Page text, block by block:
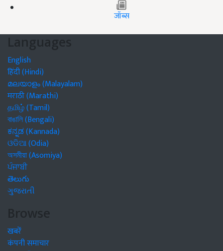
जॉब्स
Languages
English
हिंदी (Hindi)
മലയാളം (Malayalam)
मराठी (Marathi)
தமிழ் (Tamil)
বাঙালি (Bengali)
ಕನ್ನಡ (Kannada)
ଓଡିଆ (Odia)
অসমীয়া (Asomiya)
ਪੰਜਾਬੀ
తెలుగు
ગુજરાતી
Browse
खबरें
कंपनी समाचार